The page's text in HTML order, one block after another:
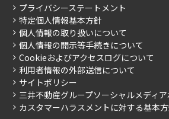
こだわりから探す
こだわり一覧
プレミアムマンション
新築
当社限定（港区・渋谷区）
当社限定（港区・渋谷区以外）
三井不動産企画
ご入居・提携サービス
お部屋探しからご契約まで
よくあるご質問
社宅紹介
【仲介会社様向け】当社仲介事業部取
会社情報
事業案内
採用情報
ニュースリリース
お問い合わせ
プライバシーステートメント
特定個人情報基本方針
個人情報の取り扱いについて
個人情報の開示等手続きについて
Cookieおよびアクセスログについて
利用者情報の外部送信について
サイトポリシー
三井不動産グループソーシャルメディ
カスタマーハラスメントに対する基本